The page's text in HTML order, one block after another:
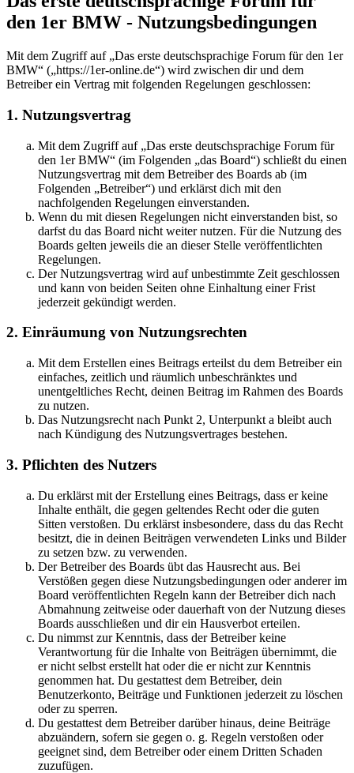
den 1er BMW - Nutzungsbedingungen
Mit dem Zugriff auf „Das erste deutschsprachige Forum für den 1er
BMW“ („https://1er-online.de“) wird zwischen dir und dem
Betreiber ein Vertrag mit folgenden Regelungen geschlossen:
1. Nutzungsvertrag
Mit dem Zugriff auf „Das erste deutschsprachige Forum für
den 1er BMW“ (im Folgenden „das Board“) schließt du einen
Nutzungsvertrag mit dem Betreiber des Boards ab (im
Folgenden „Betreiber“) und erklärst dich mit den
nachfolgenden Regelungen einverstanden.
Wenn du mit diesen Regelungen nicht einverstanden bist, so
darfst du das Board nicht weiter nutzen. Für die Nutzung des
Boards gelten jeweils die an dieser Stelle veröffentlichten
Regelungen.
Der Nutzungsvertrag wird auf unbestimmte Zeit geschlossen
und kann von beiden Seiten ohne Einhaltung einer Frist
jederzeit gekündigt werden.
2. Einräumung von Nutzungsrechten
Mit dem Erstellen eines Beitrags erteilst du dem Betreiber ein
einfaches, zeitlich und räumlich unbeschränktes und
unentgeltliches Recht, deinen Beitrag im Rahmen des Boards
zu nutzen.
Das Nutzungsrecht nach Punkt 2, Unterpunkt a bleibt auch
nach Kündigung des Nutzungsvertrages bestehen.
3. Pflichten des Nutzers
Du erklärst mit der Erstellung eines Beitrags, dass er keine
Inhalte enthält, die gegen geltendes Recht oder die guten
Sitten verstoßen. Du erklärst insbesondere, dass du das Recht
besitzt, die in deinen Beiträgen verwendeten Links und Bilder
zu setzen bzw. zu verwenden.
Der Betreiber des Boards übt das Hausrecht aus. Bei
Verstößen gegen diese Nutzungsbedingungen oder anderer im
Board veröffentlichten Regeln kann der Betreiber dich nach
Abmahnung zeitweise oder dauerhaft von der Nutzung dieses
Boards ausschließen und dir ein Hausverbot erteilen.
Du nimmst zur Kenntnis, dass der Betreiber keine
Verantwortung für die Inhalte von Beiträgen übernimmt, die
er nicht selbst erstellt hat oder die er nicht zur Kenntnis
genommen hat. Du gestattest dem Betreiber, dein
Benutzerkonto, Beiträge und Funktionen jederzeit zu löschen
oder zu sperren.
Du gestattest dem Betreiber darüber hinaus, deine Beiträge
abzuändern, sofern sie gegen o. g. Regeln verstoßen oder
geeignet sind, dem Betreiber oder einem Dritten Schaden
zuzufügen.